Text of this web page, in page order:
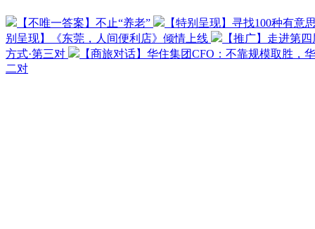
【不唯一答案】不止“养老”
【特别呈现】寻找100种有意
别呈现】《东莞，人间便利店》倾情上线
【推广】走进第
方式·第三对
【商旅对话】华住集团CFO：不靠规模取胜，
二对